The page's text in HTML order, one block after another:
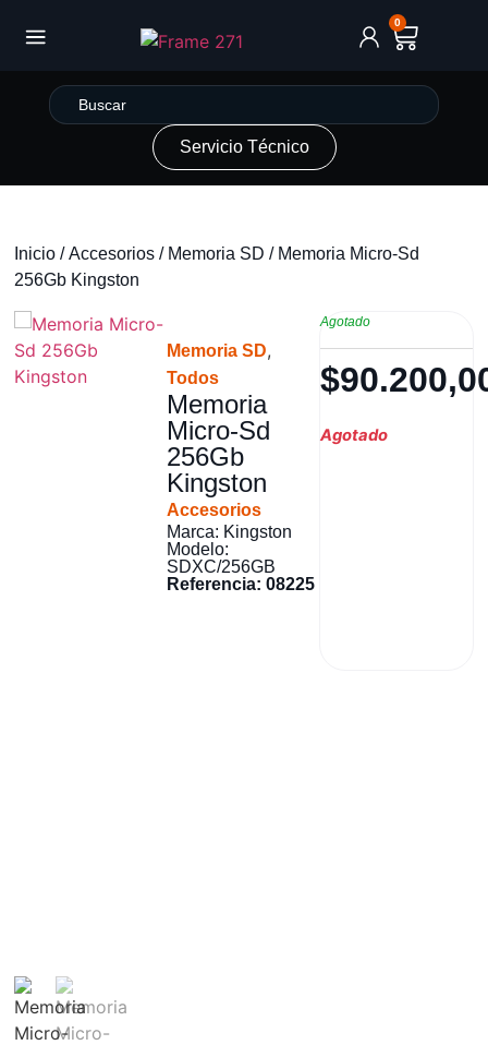
0
Servicio Técnico
Inicio /Accesorios / Memoria SD / Memoria Micro-Sd
256Gb Kingston
Memoria SD,
Todos
Memoria
Micro-Sd
256Gb
Kingston
Accesorios
Marca: Kingston
Modelo:
SDXC/256GB
Referencia: 08225
Agotado
$
Agotado